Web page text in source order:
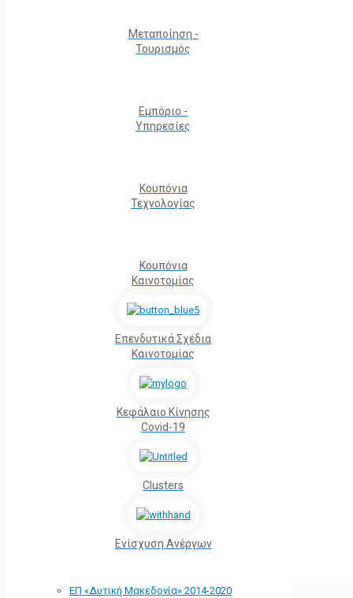
Μεταποίηση -
Τουρισμός
Εμπόριο -
Υπηρεσίες
Κουπόνια
Τεχνολογίας
Κουπόνια
Καινοτομίας
Επενδυτικά Σχέδια
Καινοτομίας
Κεφάλαιο Κίνησης
Covid-19
Clusters
Ενίσχυση Ανέργων
ΕΠ «Δυτική Μακεδονία» 2014-2020